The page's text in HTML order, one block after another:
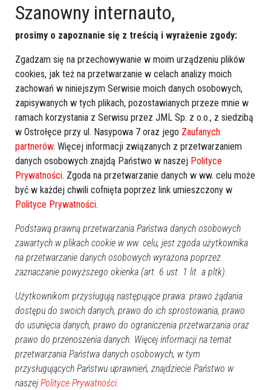
Polska
Budujemy
TV Ostrołęka
Kalendarz imprez
sierpień 2026
Pn
Wt Śr Cz Pt So
Nd
27
28 29 30 31 1
2
3
4 5 6 7 8
9
10
11 12 13 14 15
16
17
18 19
24
25 26 27 28 29
30
31
1 2 3 4 5 6
Dzisiaj:
Imprezy, Bale, Dancingi
20:00
Zabawa odpustowa w Brodowych Łąkach
Wydarzenia
Dionizje 2026
Rajd rowerowy pamięci marynarzy i ułanów
Turniej charytatywny "Gramy dla Neli"
Piknik rodzinny w Wachu
Szanowny internauto,
prosimy o zapoznanie się z treścią i wyrażenie zgody:
Zgadzam się na przechowywanie w moim urządzeniu plików
cookies, jak też na przetwarzanie w celach analizy moich
zachowań w niniejszym Serwisie moich danych osobowych,
zapisywanych w tych plikach, pozostawianych przeze mnie w
ramach korzystania z Serwisu przez JML Sp. z o.o., z siedzibą
w Ostrołęce przy ul. Nasypowa 7 oraz jego Zaufanych
partnerów. Więcej informacji związanych z przetwarzaniem
danych osobowych znajdą Państwo w naszej Polityce
Prywatności. Zgoda na przetwarzanie danych w ww. celu może
być w każdej chwili cofnięta poprzez link umieszczony w
Polityce Prywatności.
Podstawą prawną przetwarzania Państwa danych osobowych
zawartych w plikach cookie w ww. celu, jest zgoda użytkownika
na przetwarzanie danych osobowych wyrażona poprzez
zaznaczanie powyższego okienka (art. 6 ust. 1 lit. a pltk).
Użytkownikom przysługują następujące prawa: prawo żądania
dostępu do swoich danych, prawo do ich sprostowania, prawo
do usunięcia danych, prawo do ograniczenia przetwarzania oraz
prawo do przenoszenia danych. Więcej informacji na temat
przetwarzania Państwa danych osobowych, w tym
przysługujących Państwu uprawnień, znajdziecie Państwo w
naszej Polityce Prywatności.